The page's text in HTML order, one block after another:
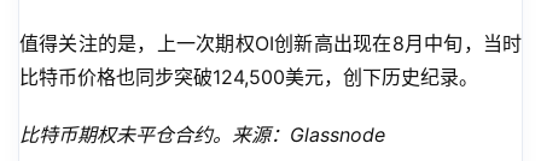
值得关注的是，上一次期权OI创新高出现在8月中旬，当时
比特币价格也同步突破124,500美元，创下历史纪录。
比特币期权未平仓合约。来源：Glassnode